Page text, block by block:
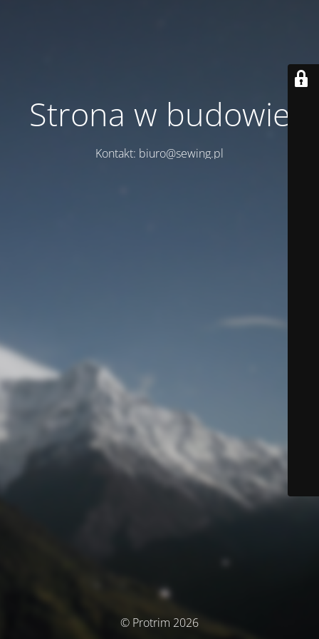
Strona w budowie
Kontakt: biuro@sewing.pl
© Protrim 2026